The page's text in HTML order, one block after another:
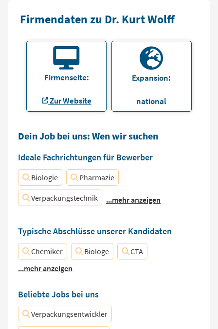
Firmendaten zu Dr. Kurt Wolff
Firmenseite:
Zur Website
Expansion:
national
Dein Job bei uns: Wen wir suchen
Ideale Fachrichtungen für Bewerber
Biologie Pharmazie
Verpackungstechnik ...mehr anzeigen
Typische Abschlüsse unserer Kandidaten
Chemiker Biologe
CTA
...mehr anzeigen
Beliebte Jobs bei uns
Verpackungsentwickler